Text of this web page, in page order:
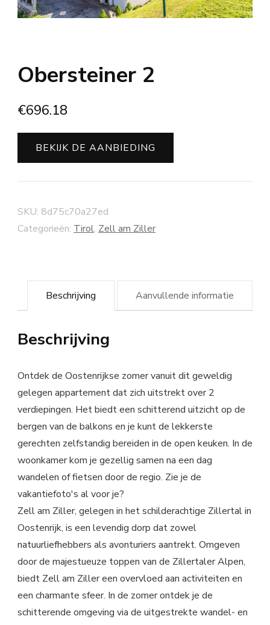
Obersteiner 2
€696.18
BEKIJK DE AANBIEDING
SKU: 8d75c70a27ed
Categorieën: Tirol, Zell am Ziller
Beschrijving Aanvullende informatie
Beschrijving
Ontdek de Oostenrijkse zomer vanuit dit geweldig
gelegen appartement dat zich uitstrekt over 2
verdiepingen. Het biedt een schitterend uitzicht op de
bergen van de balkons en je kunt de lekkerste
gerechten zelfstandig bereiden in de open keuken. In de
woonkamer kom je gezellig samen na een dag
wandelen of fietsen door de regio. Zie je de
vakantiefoto's al voor je?
Zell am Ziller, gelegen in het schilderachtige Zillertal in
Oostenrijk, is een levendig dorp dat zowel
natuurliefhebbers als avonturiers aantrekt. Omgeven
door de majestueuze toppen van de Zillertaler Alpen,
biedt Zell am Ziller een overvloed aan activiteiten en
een charmante sfeer. In de zomer ontdek je de
schitterende omgeving via de uitgestrekte wandel- en